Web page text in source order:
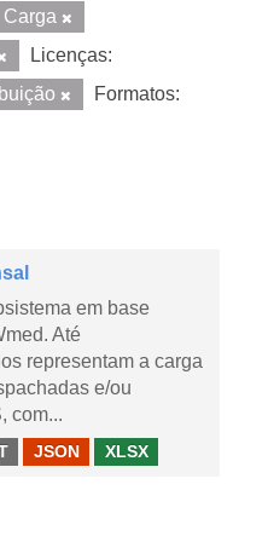
Carga
Licenças:
Formatos:
em base
Até
representam a carga
e/ou
com...
JSON XLSX